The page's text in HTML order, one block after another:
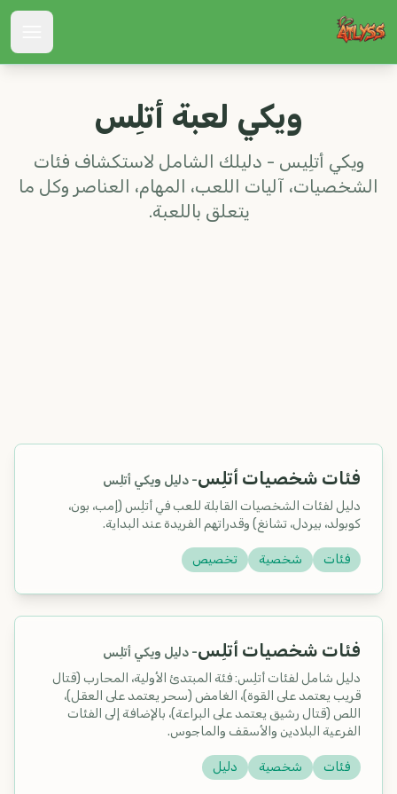
Atlyss
ويكي لعبة أتلِس
ويكي أتلِيس - دليلك الشامل لاستكشاف فئات
الشخصيات، آليات اللعب، المهام، العناصر وكل ما
يتعلق باللعبة.
فئات شخصيات أتلِس- دليل ويكي أتلِس
دليل لفئات الشخصيات القابلة للعب في أتلِس (إمب، بون،
كوبولد، بيردل، تشانغ) وقدراتهم الفريدة عند البداية.
فئات شخصية تخصيص
فئات شخصيات أتلِس- دليل ويكي أتلِس
دليل شامل لفئات أتلِس: فئة المبتدئ الأولية، المحارب (قتال
قريب يعتمد على القوة)، الغامض (سحر يعتمد على العقل)،
اللص (قتال رشيق يعتمد على البراعة)، بالإضافة إلى الفئات
الفرعية البلادين والأسقف والماجوس.
فئات شخصية دليل